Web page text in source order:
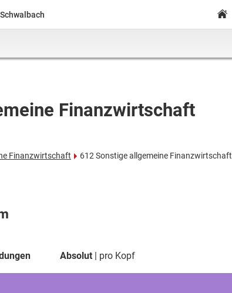
Finanzwirtschaft
Finanzwirtschaft 612 Sonstige allgemeine Finanzwirtschaft
Absolut pro Kopf